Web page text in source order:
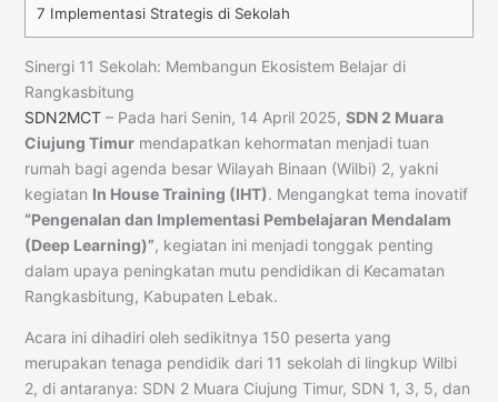
7 Implementasi Strategis di Sekolah
Sinergi 11 Sekolah: Membangun Ekosistem Belajar di
Rangkasbitung
SDN2MCT– Pada hari Senin, 14 April 2025, SDN 2 Muara
Ciujung Timurmendapatkan kehormatan menjadi tuan
rumah bagi agenda besar Wilayah Binaan (Wilbi) 2, yakni
kegiatan In House Training (IHT). Mengangkat tema inovatif
“Pengenalan dan Implementasi Pembelajaran Mendalam
(Deep Learning)”, kegiatan ini menjadi tonggak penting
dalam upaya peningkatan mutu pendidikan di Kecamatan
Rangkasbitung, Kabupaten Lebak.
Acara ini dihadiri oleh sedikitnya 150 peserta yang
merupakan tenaga pendidik dari 11 sekolah di lingkup Wilbi
2, di antaranya: SDN 2 Muara Ciujung Timur, SDN 1, 3, 5, dan